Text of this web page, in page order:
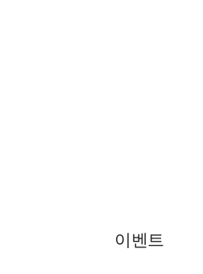
이벤트